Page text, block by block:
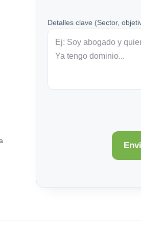
Detalles clave (Sector,